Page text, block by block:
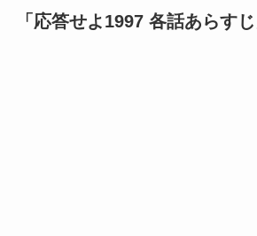
「応答せよ1997 各話あらす